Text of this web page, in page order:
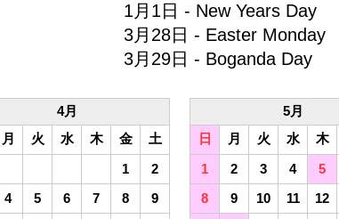
1月1日 - New Years Day
3月28日 - Easter Monday
3月29日 - Boganda Day
4月
月 火 水 木 金
土
1
2
4 5 6 7 8
9
5月
日
月 火 水 木
1
2 3 4 5
8
9 10 11 12